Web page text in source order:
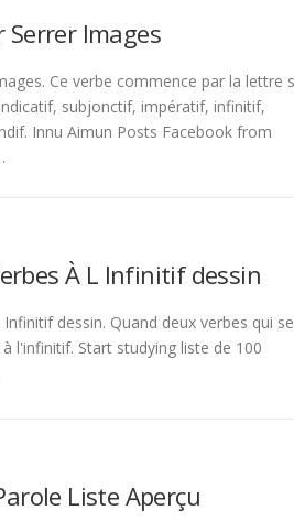
Serrer Images
Ce verbe commence par la lettre
subjonctif, impératif, infinitif,
Innu Aimun Posts Facebook from
À L Infinitif dessin
dessin. Quand deux verbes qui se
l'infinitif. Start studying liste de 100
Liste Aperçu